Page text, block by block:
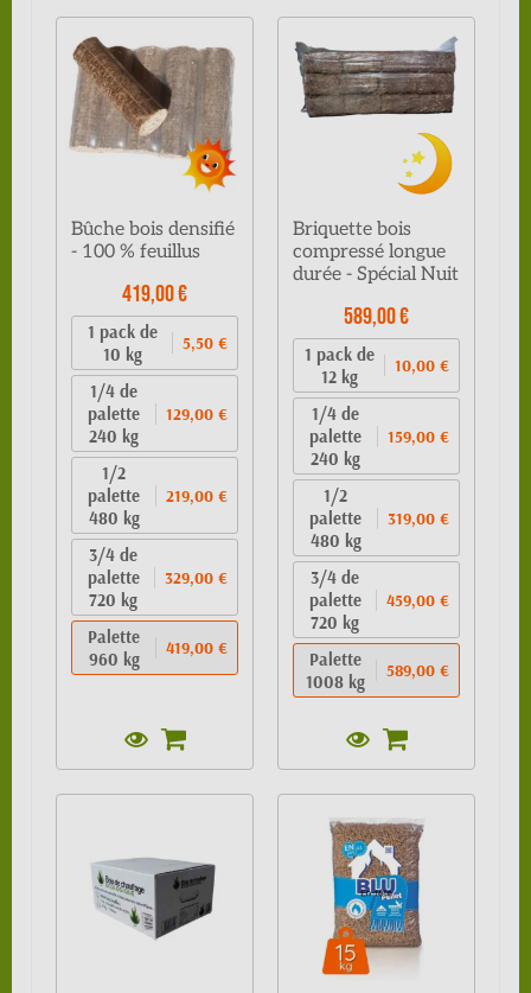
Bûche bois densifié
- 100 % feuillus
419,00 €
1 pack de
10 kg
5,50 €
1/4 de
palette
240 kg
129,00 €
1/2
palette
480 kg
219,00 €
3/4 de
palette
720 kg
329,00 €
Palette
960 kg
419,00 €
Briquette bois
compressé longue
durée - Spécial Nuit
589,00 €
1 pack de
12 kg
10,00 €
1/4 de
palette
240 kg
159,00 €
1/2
palette
480 kg
319,00 €
3/4 de
palette
720 kg
459,00 €
Palette
1008 kg
589,00 €